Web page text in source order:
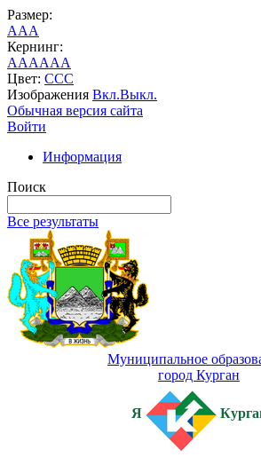
Размер:
AAA
Кернинг:
AAAAAA
Цвет: CCC
Изображения Вкл.Выкл.
Обычная версия сайта
Войти
Информация
Поиск
Все результаты
Муниципальное
город Курган
Я